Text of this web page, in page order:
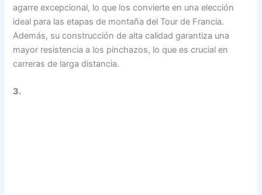
agarre excepcional, lo que los convierte en una elección
ideal para las etapas de montaña del Tour de Francia.
Además, su construcción de alta calidad garantiza una
mayor resistencia a los pinchazos, lo que es crucial en
carreras de larga distancia.
3.